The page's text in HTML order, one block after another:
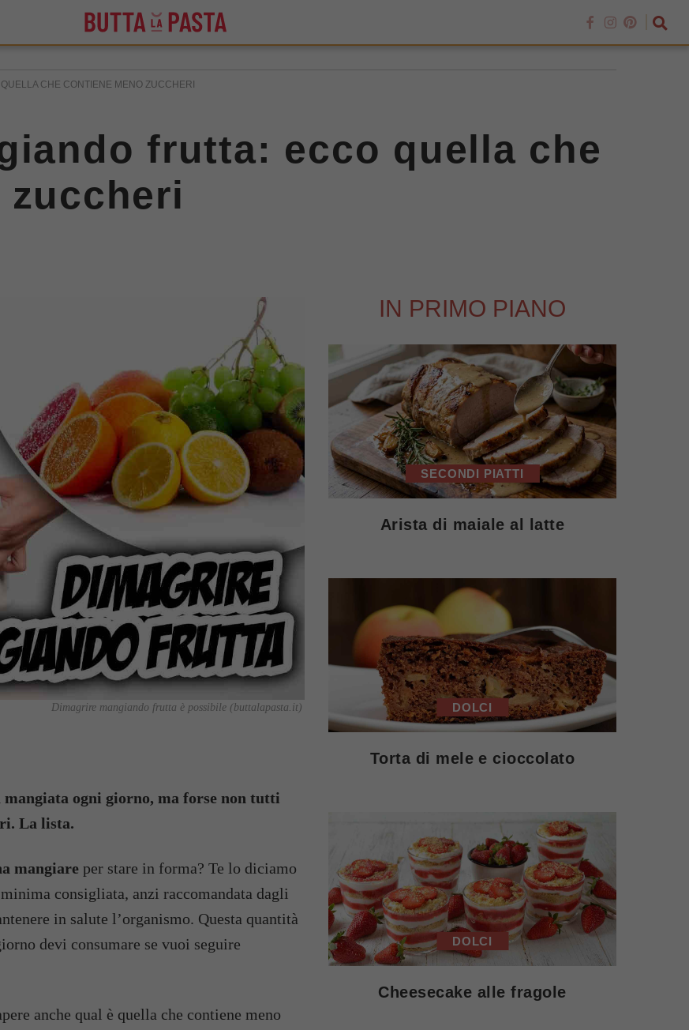
CHE CONTIENE MENO ZUCCHERI
frutta: ecco quella che
Dimagrire mangiando frutta è possibile (buttalapasta.it)
ogni giorno, ma forse non tutti
La lista.
mangiare per stare in forma? Te lo diciamo
consigliata, anzi raccomandata dagli
in salute l’organismo. Questa quantità
devi consumare se vuoi seguire
anche qual è quella che contiene meno
IN PRIMO PIANO
SECONDI PIATTI
Arista di maiale al latte
DOLCI
Torta di mele e cioccolato
DOLCI
Cheesecake alle fragole